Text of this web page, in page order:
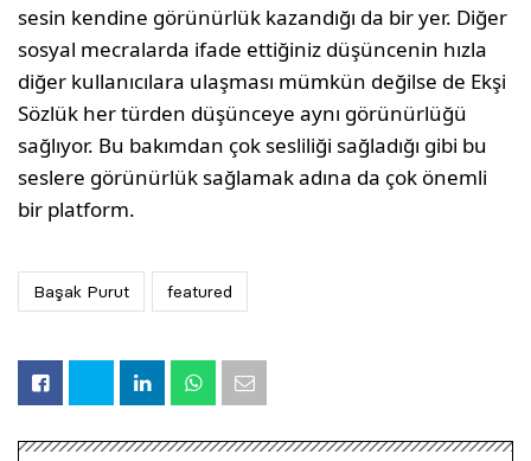
sesin kendine görünürlük kazandığı da bir yer. Diğer
sosyal mecralarda ifade ettiğiniz düşüncenin hızla
diğer kullanıcılara ulaşması mümkün değilse de Ekşi
Sözlük her türden düşünceye aynı görünürlüğü
sağlıyor. Bu bakımdan çok sesliliği sağladığı gibi bu
seslere görünürlük sağlamak adına da çok önemli
bir platform.
Başak Purut featured